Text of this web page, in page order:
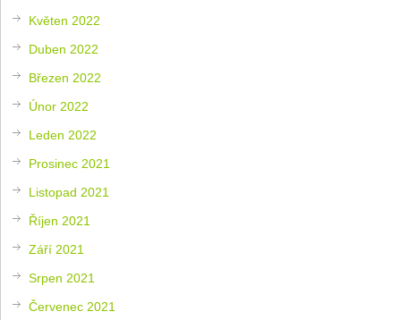
Květen 2022
Duben 2022
Březen 2022
Únor 2022
Leden 2022
Prosinec 2021
Listopad 2021
Říjen 2021
Září 2021
Srpen 2021
Červenec 2021